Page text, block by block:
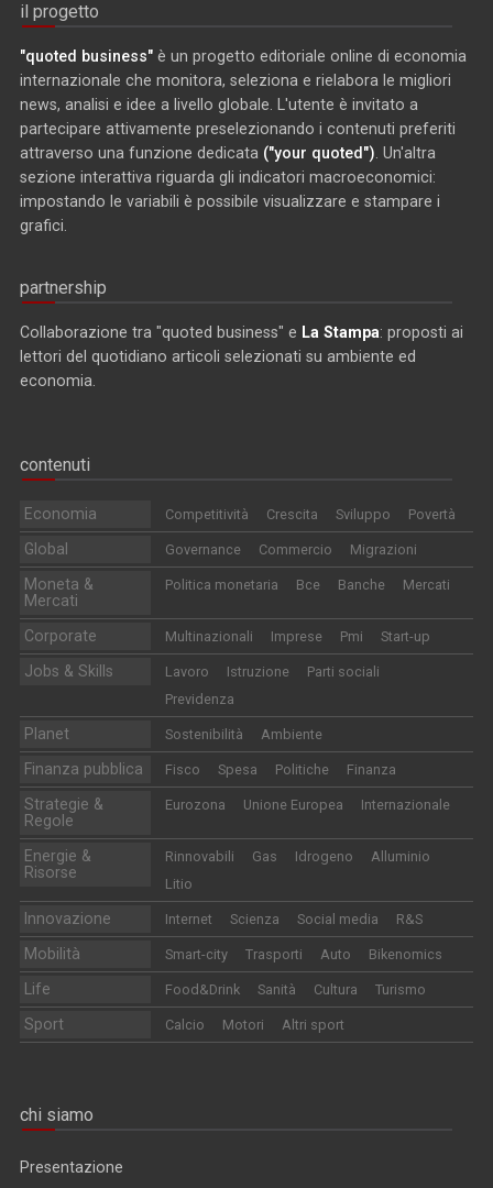
il progetto
"quoted business" è un progetto editoriale online di economia
internazionale che monitora, seleziona e rielabora le migliori
news, analisi e idee a livello globale. L'utente è invitato a
partecipare attivamente preselezionando i contenuti preferiti
attraverso una funzione dedicata ("your quoted"). Un'altra
sezione interattiva riguarda gli indicatori macroeconomici:
impostando le variabili è possibile visualizzare e stampare i
grafici.
partnership
Collaborazione tra "quoted business" e La Stampa: proposti ai
lettori del quotidiano articoli selezionati su ambiente ed
economia.
contenuti
Economia Competitività Crescita Sviluppo Povertà
Global Governance Commercio Migrazioni
Moneta &
Mercati
Politica monetaria Bce Banche Mercati
Corporate Multinazionali Imprese Pmi Start-up
Jobs & Skills Lavoro Istruzione
Parti sociali
Previdenza
Planet Sostenibilità Ambiente
Finanza pubblica Fisco Spesa Politiche Finanza
Strategie &
Regole
Eurozona Unione Europea Internazionale
Energie &
Risorse
Rinnovabili Gas Idrogeno
Alluminio
Litio
Innovazione Internet Scienza Social media R&S
Mobilità Smart-city Trasporti Auto Bikenomics
Life Food&Drink Sanità Cultura Turismo
Sport Calcio Motori Altri sport
chi siamo
Presentazione